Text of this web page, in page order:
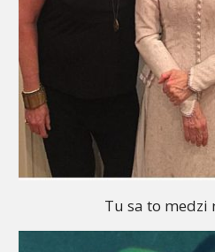
Tu sa to medzi